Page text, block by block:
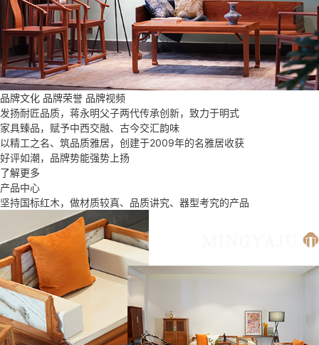
品牌文化 品牌荣誉 品牌视频
发扬耐匠品质，蒋永明父子两代传承创新，致力于明式
家具臻品，赋予中西交融、古今交汇韵味
以精工之名、筑品质雅居，创建于2009年的名雅居收获
好评如潮，品牌势能强势上扬
了解更多
产品中心
坚持国标红木，做材质较真、品质讲究、器型考究的产品